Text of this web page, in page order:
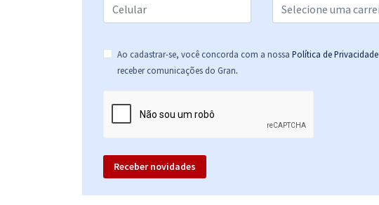
Ao cadastrar-se, você concorda com a nossa Política de Privacidade
receber comunicações do Gran.
Receber novidades